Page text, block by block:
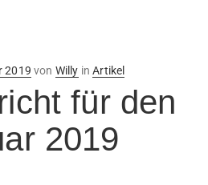
2019 von Willy inArtikel
für den
2019